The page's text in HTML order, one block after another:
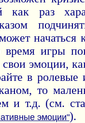
как раз
начаться
время игры
эмоции,
в ролевые
то
и т.д. (см.
эмоции").